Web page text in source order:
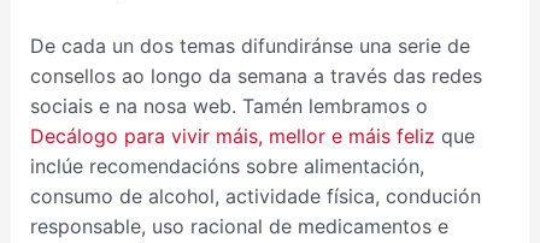
De cada un dos temas difundiránse una serie de
consellos ao longo da semana a través das redes
sociais e na nosa web. Tamén lembramos o
Decálogo para vivir máis, mellor e máis feliz que
inclúe recomendacións sobre alimentación,
consumo de alcohol, actividade física, condución
responsable, uso racional de medicamentos e